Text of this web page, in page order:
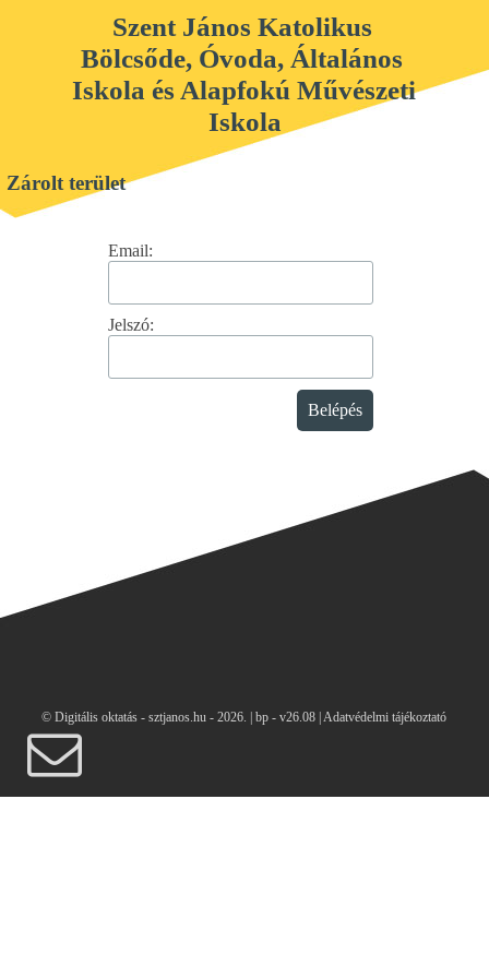
Szent János Katolikus
Bölcsőde, Óvoda, Általános
Iskola és Alapfokú Művészeti
Iskola
Zárolt terület
Email:
Jelszó:
© Digitális oktatás - sztjanos.hu- 2026. | bp - v26.08 | Adatvédelmi tájékoztató